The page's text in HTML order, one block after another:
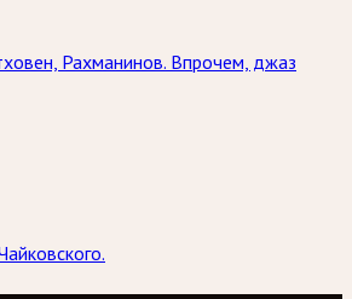
Рахманинов. Впрочем, джаз